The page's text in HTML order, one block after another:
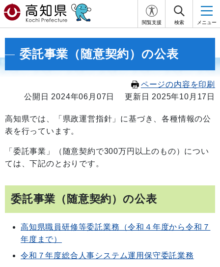
閲覧支援 検索 メニュー
委託事業（随意契約）の公表
ページの内容を印刷
公開日 2024年06月07日
更新日 2025年10月17日
高知県では、「県政運営指針」に基づき、各種情報の公
表を行っています。
「委託事業」（随意契約で300万円以上のもの）につい
ては、下記のとおりです。
委託事業（随意契約）の公表
高知県職員研修等委託業務（令和４年度から令和７
年度まで）
令和７年度総合人事システム運用保守委託業務